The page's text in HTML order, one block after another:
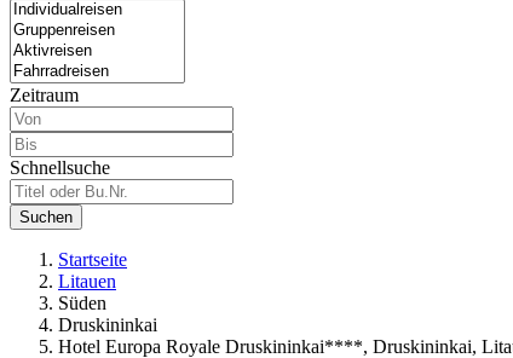
Zeitraum
Schnellsuche
Suchen
Startseite
Litauen
Süden
Druskininkai
Hotel Europa Royale Druskininkai****, Druskininkai,